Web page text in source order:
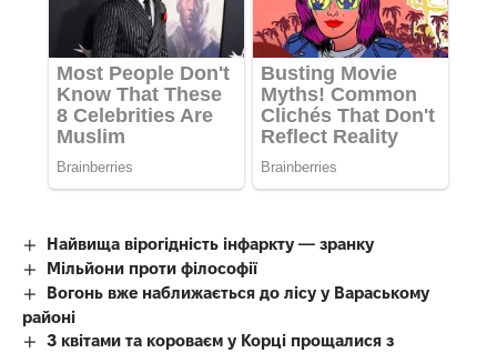
Найвища вірогідність інфаркту — зранку
Мільйони проти філософії
Вогонь вже наближається до лісу у Вараському
районі
З квітами та короваєм у Корці прощалися з